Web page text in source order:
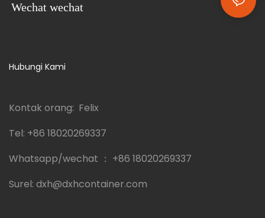
Wechat wechat
Hubungi Kami
Kontak orang: Felix
Tel: +86 18020269337
Whatsapp/wechat ： +86 18020269337
Surel: dxh@dxhcontainer.com